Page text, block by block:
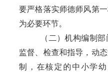
要严格落实师德师风第
为必要环节。
（二）机构编制
监督、检查和指导，动
制，在核定的中小学